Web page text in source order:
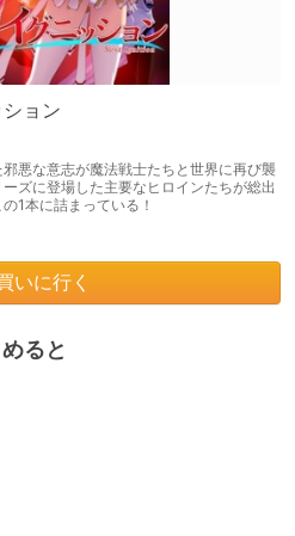
ョン
悪な意志が魔法戦士たちと世界に再び襲
ズに登場した主要なヒロインたちが総出
1本に詰まっている！
いに行く
ると